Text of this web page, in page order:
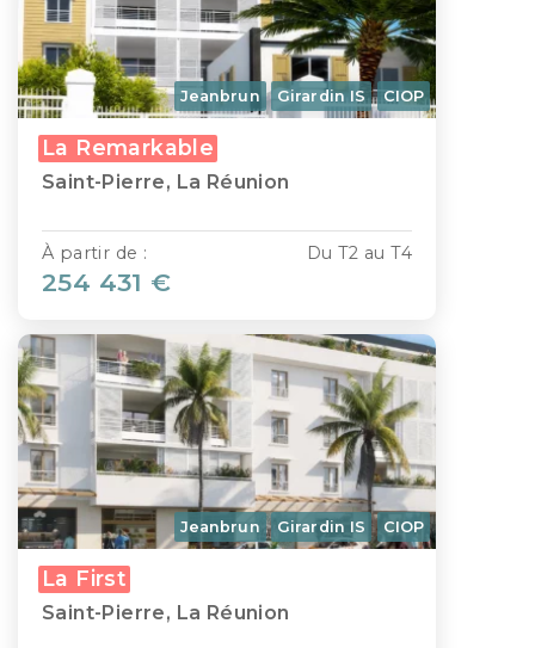
Jeanbrun Girardin IS CIOP
La Remarkable
Saint-Pierre, La Réunion
Du T2 au T4
À partir de :
254 431 €
Jeanbrun Girardin IS CIOP
La First
Saint-Pierre, La Réunion